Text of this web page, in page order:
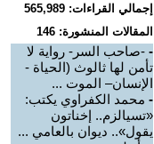
إجمالي القراءات: 565,989
المقالات المنشورة: 146
- -صاحب السر- رواية لا
تأمن لها ثالوث (الحياة -
الإنسان– الموت ...
- محمد الكفراوي يكتب:
«تسيالزم.. إخناتون
يقول».. ديوان بالعامي ...